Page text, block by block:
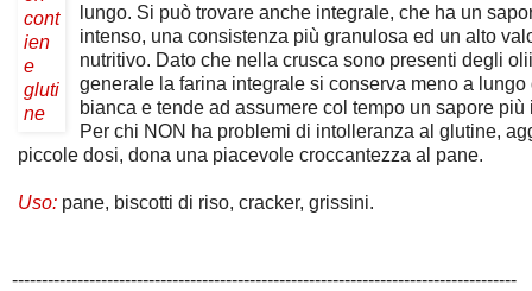
lungo. Si può trovare anche integrale, che ha un
intenso, una consistenza più granulosa ed un alto
nutritivo. Dato che nella crusca sono presenti degli
generale la farina integrale si conserva meno a lungo
bianca e tende ad assumere col tempo un sapore più
Per chi NON ha problemi di intolleranza al glutine,
piccole dosi, dona una piacevole croccantezza al pane.
Uso: pane, biscotti di riso, cracker, grissini.
-------------------------------------------------------------------------------------